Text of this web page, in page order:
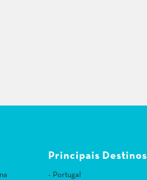
Principais Destinos
- Portugal